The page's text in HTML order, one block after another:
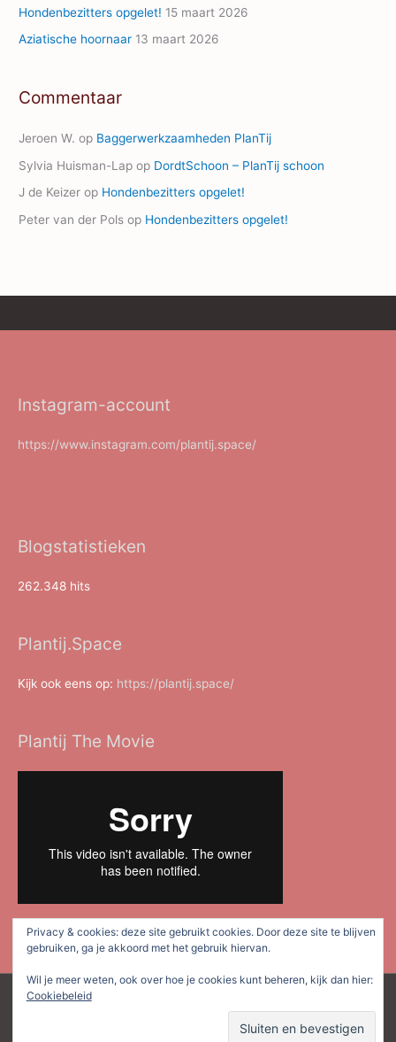
Hondenbezitters opgelet! 15 maart 2026
Aziatische hoornaar 13 maart 2026
Commentaar
Jeroen W. op Baggerwerkzaamheden PlanTij
Sylvia Huisman-Lap op DordtSchoon – PlanTij schoon
J de Keizer op Hondenbezitters opgelet!
Peter van der Pols op Hondenbezitters opgelet!
Instagram-account
https://www.instagram.com/plantij.space/
Blogstatistieken
262.348 hits
Plantij.Space
Kijk ook eens op: https://plantij.space/
Plantij The Movie
Plan Tij Dordrecht| Mede mogelijk gemaakt
Astra WordPress thema
Privacy & cookies: deze site gebruikt cookies. Door deze site te blijven
gebruiken, ga je akkoord met het gebruik hiervan.
Wil je meer weten, ook over hoe je cookies kunt beheren, kijk dan hier:
Cookiebeleid